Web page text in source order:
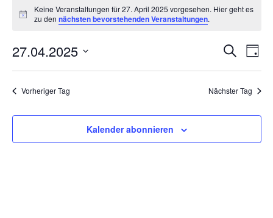
Notice
Keine Veranstaltungen für 27. April 2025 vorgesehen. Hier geht es
zu den nächsten bevorstehenden Veranstaltungen.
und
SucheTag
27.04.2025
wählen.
Vorheriger Tag Nächster Tag
Kalender abonnieren